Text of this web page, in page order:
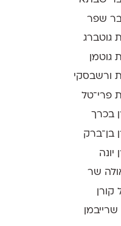
שפר
גוטברג
גוטמן
ורשבסקי
פרי־טל
בכרך
בן־ברק
יונה
שר
קורן
שרייבמן